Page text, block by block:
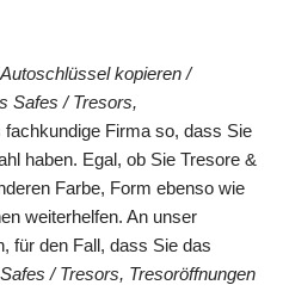
kopieren /
Safes / Tresors,
fachkundige Firma so, dass Sie
haben. Egal, ob Sie Tresore &
Farbe, Form ebenso wie
weiterhelfen. An unser
für den Fall, dass Sie das
/ Tresors, Tresoröffnungen